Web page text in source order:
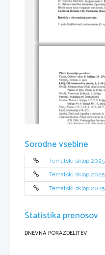
Sorodne vsebine
Tematski sklop 2025
Tematski sklop 2025
Tematski sklop 2025
Statistika prenosov
DNEVNA PORAZDELITEV